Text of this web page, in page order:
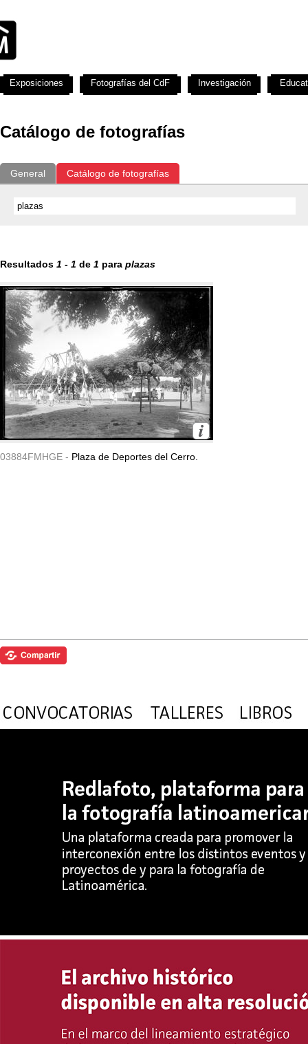
Catálogo de fotografías
General Catálogo de fotografías
Resultados 1 - 1 de 1 para plazas
03884FMHGE - Plaza de Deportes del Cerro.
Exposiciones Fotografías del CdF Investigación